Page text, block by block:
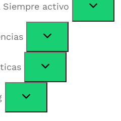
Siempre activo